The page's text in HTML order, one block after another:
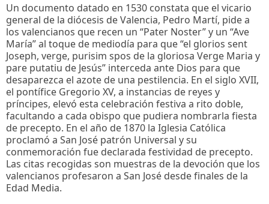
Un documento datado en 1530 constata que el vicario
general de la diócesis de Valencia, Pedro Martí, pide a
los valencianos que recen un “Pater Noster” y un “Ave
María” al toque de mediodía para que “el glorios sent
Joseph, verge, purisim spos de la gloriosa Verge Maria y
pare putatiu de Jesús” interceda ante Dios para que
desaparezca el azote de una pestilencia. En el siglo XVII,
el pontífice Gregorio XV, a instancias de reyes y
príncipes, elevó esta celebración festiva a rito doble,
facultando a cada obispo que pudiera nombrarla fiesta
de precepto. En el año de 1870 la Iglesia Católica
proclamó a San José patrón Universal y su
conmemoración fue declarada festividad de precepto.
Las citas recogidas son muestras de la devoción que los
valencianos profesaron a San José desde finales de la
Edad Media.